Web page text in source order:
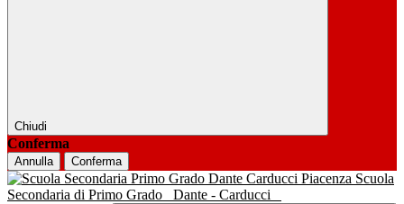
Chiudi
Conferma
Annulla Conferma
Scuola
Secondaria di Primo Grado
Dante - Carducci